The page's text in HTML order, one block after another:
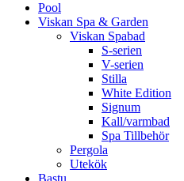
Pool
Viskan Spa & Garden
Viskan Spabad
S-serien
V-serien
Stilla
White Edition
Signum
Kall/varmbad
Spa Tillbehör
Pergola
Utekök
Bastu